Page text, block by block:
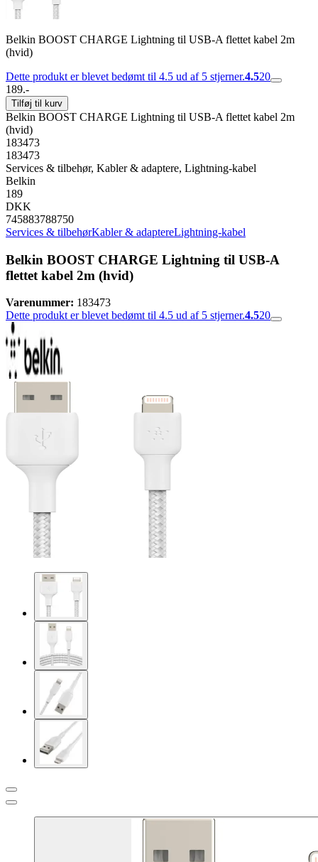
Belkin BOOST CHARGE Lightning til USB-A flettet kabel 2m
(hvid)
Dette produkt er blevet bedømt til 4.5 ud af 5 stjerner.4.520
189.-
Tilføj til kurv
Belkin BOOST CHARGE Lightning til USB-A flettet kabel 2m
(hvid)
183473
183473
Services & tilbehør, Kabler & adaptere, Lightning-kabel
Belkin
189
DKK
745883788750
Services & tilbehørKabler & adaptereLightning-kabel
Belkin BOOST CHARGE Lightning til USB-A
flettet kabel 2m (hvid)
Varenummer: 183473
Dette produkt er blevet bedømt til 4.5 ud af 5 stjerner.4.520